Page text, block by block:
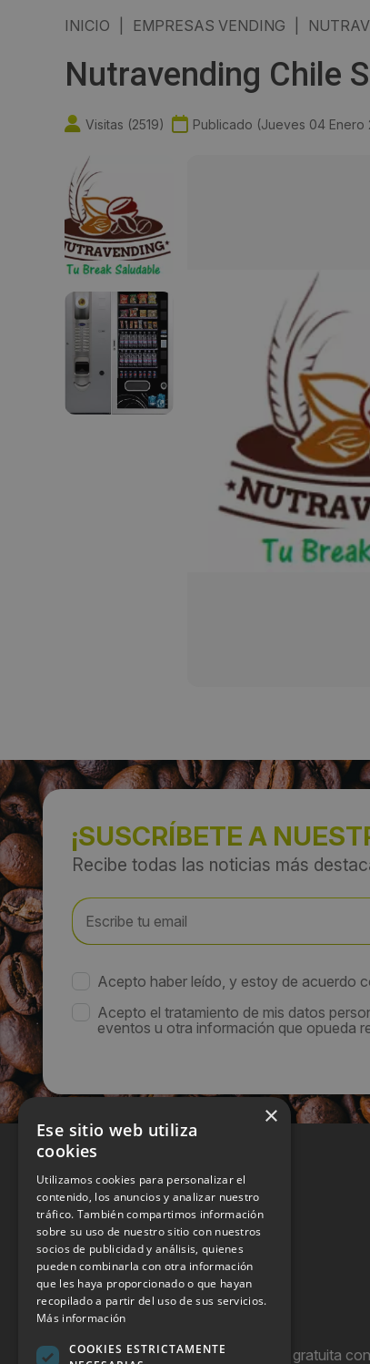
INICIO EMPRESAS VENDING
Nutravending Chile
Visitas (2519) Publicado (Jueves 04 Enero
¡SUSCRÍBETE A
Recibe todas las noticias más
Acepto haber leído, y estoy de acuerdo
Acepto el tratamiento de mis datos
eventos u otra información que opueda
Hostel Vending es una publicación gratuita con
×
Ese sitio web utiliza
cookies
Utilizamos cookies para personalizar el
contenido, los anuncios y analizar nuestro
tráfico. También compartimos información
sobre su uso de nuestro sitio con nuestros
socios de publicidad y análisis, quienes
pueden combinarla con otra información
que les haya proporcionado o que hayan
recopilado a partir del uso de sus servicios.
Más información
COOKIES ESTRICTAMENTE